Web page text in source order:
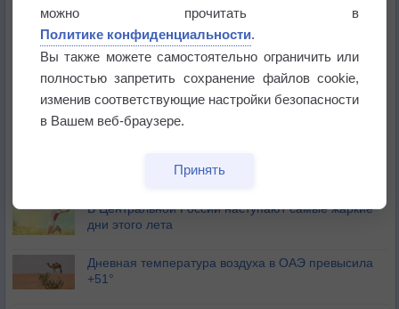
Погода в Санкт-Петербурге 6 августа
Погода в Москве 6 августа
В Центральной России наступают самые жаркие
дни этого лета
Дневная температура воздуха в ОАЭ превысила
+51°
можно прочитать в
Политике конфиденциальности.
Вы также можете самостоятельно ограничить или
полностью запретить сохранение файлов cookie,
изменив соответствующие настройки безопасности
в Вашем веб-браузере.
Принять